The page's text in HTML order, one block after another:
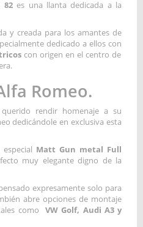
82es una llanta dedicada a la
y creada para los amantes de
dedicado a ellos con
con origen en el centro de
Romeo.
rendir homenaje a su
dedicándole en exclusiva esta
Matt Gun metal Full
muy elegante digno de la
expresamente solo para
abre opciones de montaje
como VW Golf, Audi A3 y